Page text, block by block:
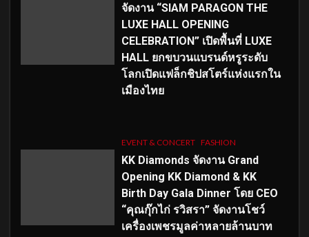
จัดงาน “SIAM PARAGON THE
LUXE HALL OPENING
CELEBRATION” เปิดพื้นที่ LUXE
HALL ยกขบวนแบรนด์หรูระดับ
โลกเปิดแฟล็กชิปสโตร์แห่งแรกใน
เมืองไทย
EVENT & CONCERT FASHION
KK Diamonds จัดงาน Grand
Opening KK Diamond & KK
Birth Day Gala Dinner โดย CEO
“คุณกุ๊กไก่ รวิสรา” จัดงานโชว์
เครื่องเพชรมูลค่าหลายล้านบาท